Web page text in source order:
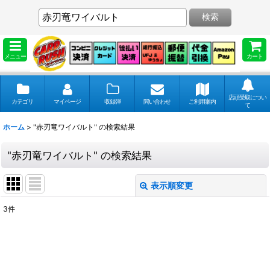
メニュー カート
検索
カテゴリ マイページ 収録弾 問い合わせ ご利用案内
店頭受取につい
て
ホーム > "赤刃竜ワイバルト" の検索結果
"赤刃竜ワイバルト" の検索結果
表示順変更
3件